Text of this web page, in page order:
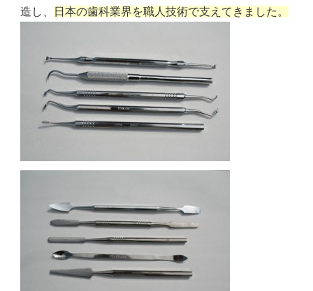
造し、
日本の歯科業界を職人技術で支えてきました。